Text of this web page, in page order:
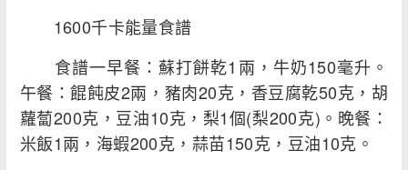
1600千卡能量食譜
食譜一早餐：蘇打餅乾1兩，牛奶150毫升。
午餐：餛飩皮2兩，豬肉20克，香豆腐乾50克，胡
蘿蔔200克，豆油10克，梨1個(梨200克)。晚餐：
米飯1兩，海蝦200克，蒜苗150克，豆油10克。